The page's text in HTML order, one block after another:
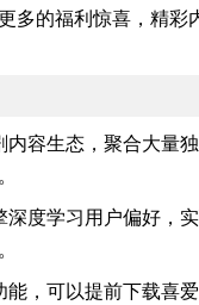
多的福利惊喜，精彩
内容生态，聚合大量
深度学习用户偏好，
能，可以提前下载喜